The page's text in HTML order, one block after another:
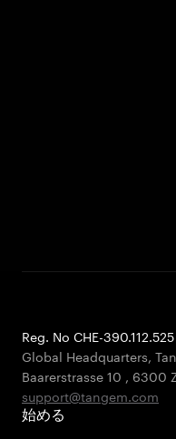
Reg. No CHE-390.112.525
Global Headquarters,
Baarerstrasse 10 , 6300
support@tangem.com
始める